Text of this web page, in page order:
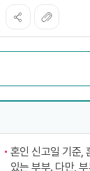
혼인 신고일 기준,
있는 부부. 다만,